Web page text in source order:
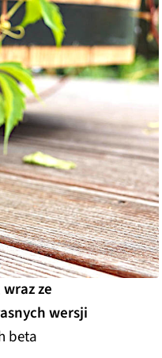
wraz ze
wersji
beta